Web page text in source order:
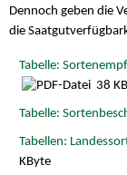
Dennoch geben die
die
Tabelle:
38
Tabelle:
Tabellen:
KByte